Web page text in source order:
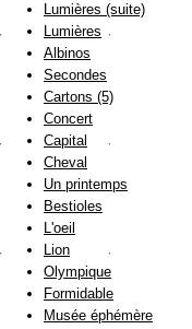
Lumières (suite)
Lumières
Albinos
Secondes
Cartons (5)
Concert
Capital
Cheval
Un printemps
Bestioles
L'oeil
Lion
Olympique
Formidable
Musée éphémère